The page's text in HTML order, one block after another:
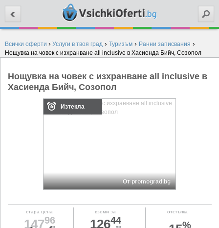
Всички оферти › Услуги в твоя град › Туризъм › Ранни записвания ›
Нощувка на човек с изхранване all inclusive в Хасиенда Бийч, Созопол
Нощувка на човек с изхранване all inclusive в
Хасиенда Бийч, Созопол
Изтекла
От promograd.bg
стара цена
14796
лв
вземи за
12644
лв
отстъпка
%